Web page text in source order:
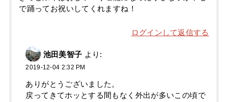
で踊ってお祝いしてくれますね！
ログインして返信する
池田美智子 より:
2019-12-04 2:32 PM
ありがとうございました。
戻ってきてホッとする間もなく外出が多いこの頃で